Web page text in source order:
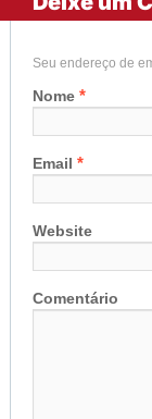
Seu endereço de
Nome *
Email *
Website
Comentário